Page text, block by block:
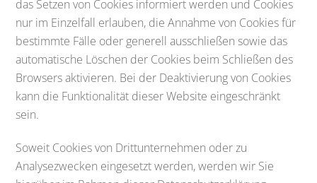
das Setzen von Cookies informiert werden und Cookies
nur im Einzelfall erlauben, die Annahme von Cookies für
bestimmte Fälle oder generell ausschließen sowie das
automatische Löschen der Cookies beim Schließen des
Browsers aktivieren. Bei der Deaktivierung von Cookies
kann die Funktionalität dieser Website eingeschränkt
sein.
Soweit Cookies von Drittunternehmen oder zu
Analysezwecken eingesetzt werden, werden wir Sie